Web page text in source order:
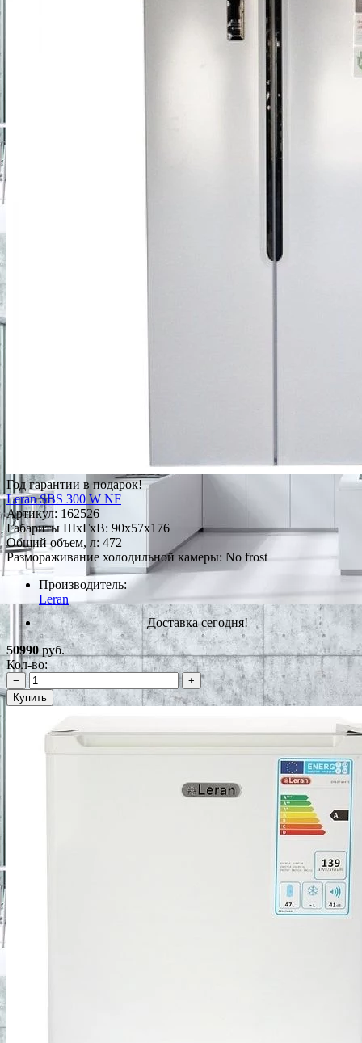
Год гарантии в подарок!
Leran SBS 300 W NF
Артикул: 162526
Габариты ШxГxВ: 90x57x176
Общий объем, л: 472
Размораживание холодильной камеры: No frost
Производитель:
Leran
Доставка сегодня!
50990 руб.
Кол-во:
−
+
Купить